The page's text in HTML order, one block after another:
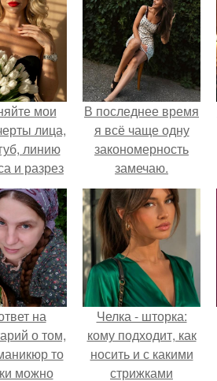
мои
лица,
линию
и разрез
В последнее время
я всё чаще одну
закономерность
замечаю.
на
о том,
то
можно
Челка - шторка:
кому подходит, как
носить и с какими
стрижками